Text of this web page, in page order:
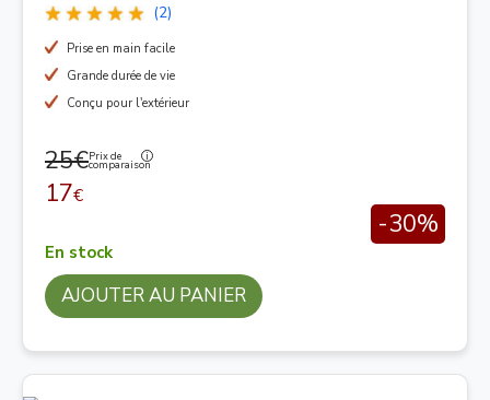
(2)
Prise en main facile
Grande durée de vie
Conçu pour l'extérieur
25€Prix de
comparaison
17€
-30%
En stock
AJOUTER AU PANIER